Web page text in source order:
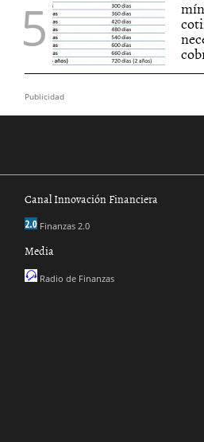
Publicidad
Canal Innovación Financiera
Finanzas 2.0
Media
Radio de Finanzas